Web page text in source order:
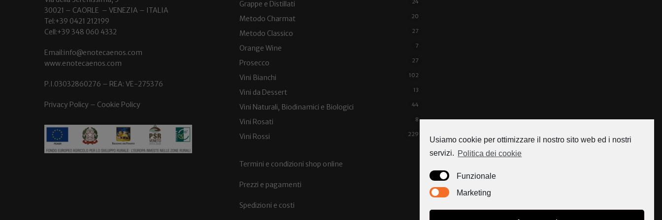
30021 – CAORLE – VENEZIA – ITALIA
Tel:+39 0421 212199
Cell:+39 348 060 4332
Email:info@enotecaenos.com
www.enotecaenos.com
P.I.03032860276 – REA: VE-275376
Privacy Policy – Cookie Policy
Grappe e Distillati 24
Metodo Charmat 20
Metodo Classico 27
Orange Wine 7
Prosecco 27
Vini Bianchi 102
Vini da Dessert 13
Vini Naturali, Biodinamici e Biologici 44
Vini Rosati 8
Vini Rossi 229
Termini e condizioni shop online
Prezzi e pagamenti
Spedizioni e costi
Usiamo cookie per ottimizzare il nostro sito web ed i nostri
servizi. Politica dei cookie
Funzionale
Marketing